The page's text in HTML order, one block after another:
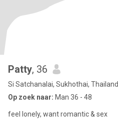
Patty, 36
Si Satchanalai, Sukhothai, Thailand
Op zoek naar: Man 36 - 48
feel lonely, want romantic & sex